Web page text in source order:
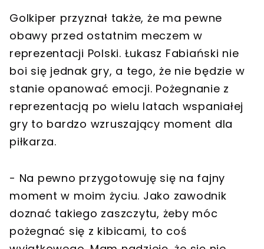
Golkiper przyznał także, że ma pewne
obawy przed ostatnim meczem w
reprezentacji Polski. Łukasz Fabiański nie
boi się jednak gry, a tego, że nie będzie w
stanie opanować emocji. Pożegnanie z
reprezentacją po wielu latach wspaniałej
gry to bardzo wzruszający moment dla
piłkarza.
- Na pewno przygotowuję się na fajny
moment w moim życiu. Jako zawodnik
doznać takiego zaszczytu, żeby móc
pożegnać się z kibicami, to coś